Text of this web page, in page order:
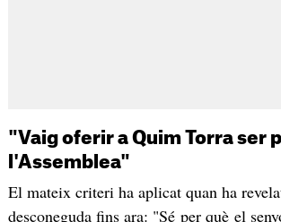
"Vaig oferir a Quim Torra ser
l'Assemblea"
El mateix criteri ha aplicat quan ha
desconeguda fins ara: "Sé per què el